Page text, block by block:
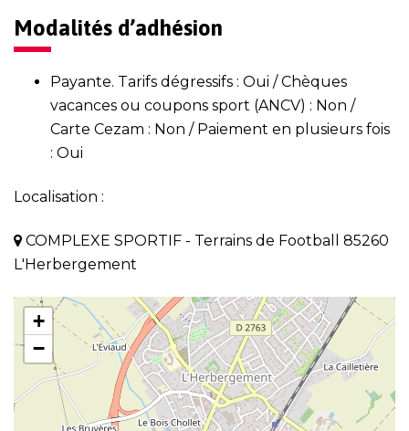
Modalités d’adhésion
Payante. Tarifs dégressifs : Oui / Chèques
vacances ou coupons sport (ANCV) : Non /
Carte Cezam : Non / Paiement en plusieurs fois
: Oui
Localisation :
COMPLEXE SPORTIF - Terrains de Football 85260
L'Herbergement
+
−